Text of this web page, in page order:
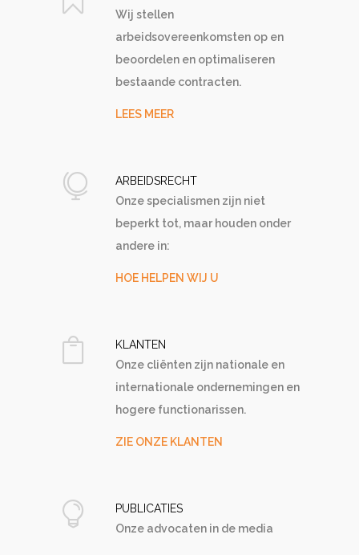
Wij stellen
arbeidsovereenkomsten op en
beoordelen en optimaliseren
bestaande contracten.
LEES MEER
ARBEIDSRECHT
Onze specialismen zijn niet
beperkt tot, maar houden onder
andere in:
HOE HELPEN WIJ U
KLANTEN
Onze cliënten zijn nationale en
internationale ondernemingen en
hogere functionarissen.
ZIE ONZE KLANTEN
PUBLICATIES
Onze advocaten in de media